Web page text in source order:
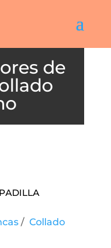
/ Collado